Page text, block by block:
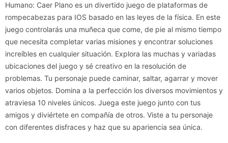
Humano: Caer Plano es un divertido juego de plataformas de
rompecabezas para IOS basado en las leyes de la física. En este
juego controlarás una muñeca que come, de pie al mismo tiempo
que necesita completar varias misiones y encontrar soluciones
increíbles en cualquier situación. Explora las muchas y variadas
ubicaciones del juego y sé creativo en la resolución de
problemas. Tu personaje puede caminar, saltar, agarrar y mover
varios objetos. Domina a la perfección los diversos movimientos y
atraviesa 10 niveles únicos. Juega este juego junto con tus
amigos y diviértete en compañía de otros. Viste a tu personaje
con diferentes disfraces y haz que su apariencia sea única.